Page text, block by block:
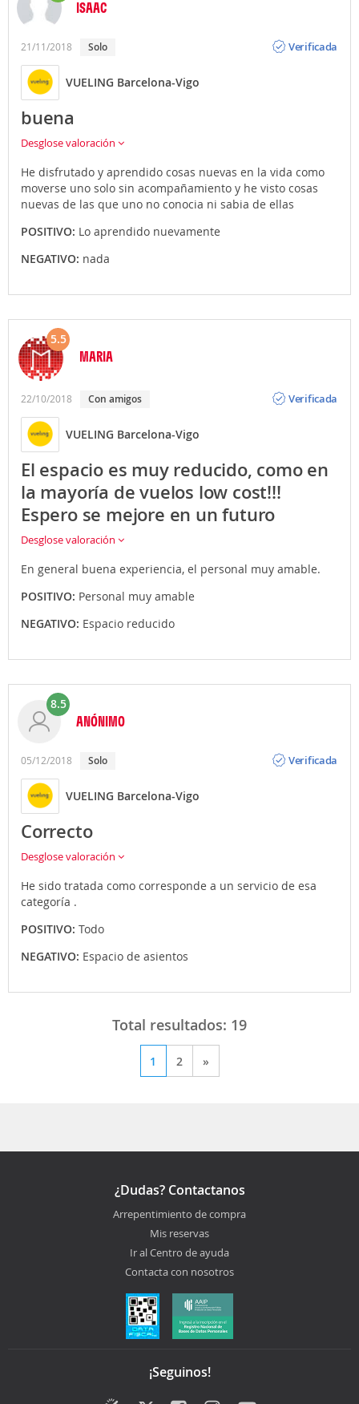
ISAAC
21/11/2018 Solo
Verificada
VUELING Barcelona-Vigo
buena
Desglose valoración
He disfrutado y aprendido cosas nuevas en la vida como
moverse uno solo sin acompañamiento y he visto cosas
nuevas de las que uno no conocia ni sabia de ellas
POSITIVO: Lo aprendido nuevamente
NEGATIVO: nada
5.5
MARIA
22/10/2018 Con amigos
Verificada
VUELING Barcelona-Vigo
El espacio es muy reducido, como en
la mayoría de vuelos low cost!!!
Espero se mejore en un futuro
Desglose valoración
En general buena experiencia, el personal muy amable.
POSITIVO: Personal muy amable
NEGATIVO: Espacio reducido
8.5
ANÓNIMO
05/12/2018 Solo
Verificada
VUELING Barcelona-Vigo
Correcto
Desglose valoración
He sido tratada como corresponde a un servicio de esa
categoría .
POSITIVO: Todo
NEGATIVO: Espacio de asientos
Total resultados: 19
1 2 »
¿Dudas? Contactanos
Arrepentimiento de compra
Mis reservas
Ir al Centro de ayuda
Contacta con nosotros
¡Seguinos!